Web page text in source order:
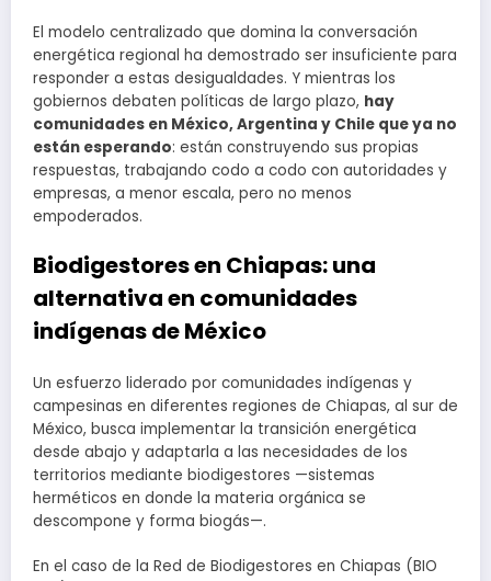
El modelo centralizado que domina la conversación
energética regional ha demostrado ser insuficiente para
responder a estas desigualdades. Y mientras los
gobiernos debaten políticas de largo plazo, hay
comunidades en México, Argentina y Chile que ya no
están esperando: están construyendo sus propias
respuestas, trabajando codo a codo con autoridades y
empresas, a menor escala, pero no menos
empoderados.
Biodigestores en Chiapas: una
alternativa en comunidades
indígenas de México
Un esfuerzo liderado por comunidades indígenas y
campesinas en diferentes regiones de Chiapas, al sur de
México, busca implementar la transición energética
desde abajo y adaptarla a las necesidades de los
territorios mediante biodigestores —sistemas
herméticos en donde la materia orgánica se
descompone y forma biogás—.
En el caso de la Red de Biodigestores en Chiapas (BIO